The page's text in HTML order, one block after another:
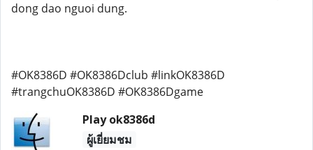
dong dao nguoi dung.
#OK8386D #OK8386Dclub #linkOK8386D
#trangchuOK8386D #OK8386Dgame
Play ok8386d
ผู้เยี่ยมชม